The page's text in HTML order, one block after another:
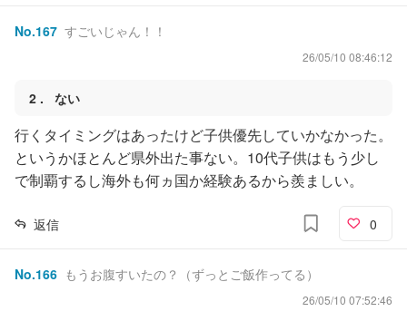
No.167 すごいじゃん！！
26/05/10 08:46:12
2 ない
行くタイミングはあったけど子供優先していかなかった。
というかほとんど県外出た事ない。10代子供はもう少し
で制覇するし海外も何ヵ国か経験あるから羨ましい。
返信 0
No.166 もうお腹すいたの？（ずっとご飯作ってる）
26/05/10 07:52:46